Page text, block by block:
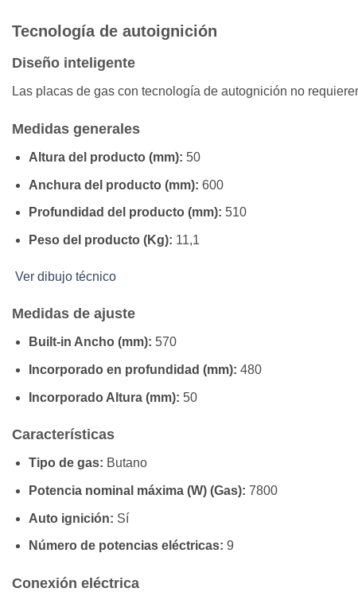
Tecnología de autoignición
Diseño inteligente
Las placas de gas con tecnología de autognición no
Medidas generales
Altura del producto (mm): 50
Anchura del producto (mm): 600
Profundidad del producto (mm): 510
Peso del producto (Kg): 11,1
Ver dibujo técnico
Medidas de ajuste
Built-in Ancho (mm): 570
Incorporado en profundidad (mm): 480
Incorporado Altura (mm): 50
Características
Tipo de gas: Butano
Potencia nominal máxima (W) (Gas): 7800
Auto ignición: Sí
Número de potencias eléctricas: 9
Conexión eléctrica